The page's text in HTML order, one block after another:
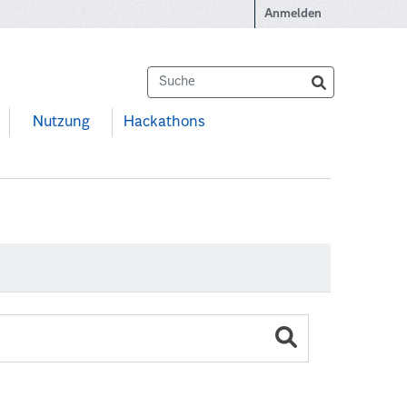
Anmelden
Nutzung Hackathons